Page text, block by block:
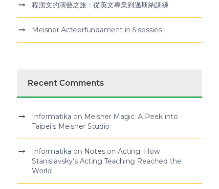
程潔文的演藝之旅：從英文專業到邁斯納訓練
Meisner Acteerfundament in 5 sessies
Recent Comments
Informatika on Meisner Magic: A Peek into
Taipei’s Meisner Studio
Informatika on Notes on Acting: How
Stanislavsky’s Acting Teaching Reached the
World